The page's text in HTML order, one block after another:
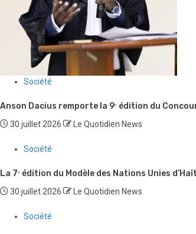
Société
Anson Dacius remporte la 9ᵉ édition du
30 juillet 2026 Le Quotidien News
Société
La 7ᵉ édition du Modèle des Nations Unies
30 juillet 2026 Le Quotidien News
Société